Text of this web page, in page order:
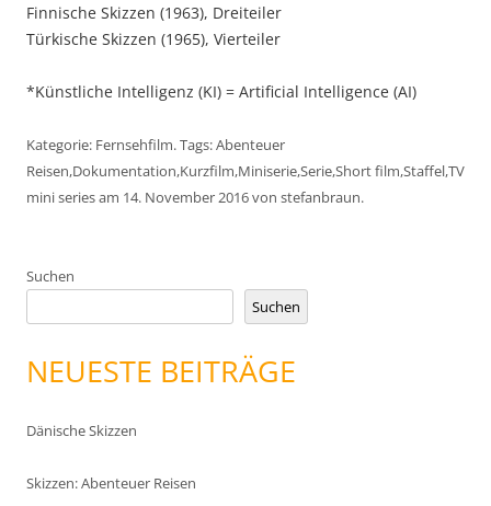
Finnische Skizzen (1963), Dreiteiler
Türkische Skizzen (1965), Vierteiler
*Künstliche Intelligenz (KI) = Artificial Intelligence (AI)
Kategorie: Fernsehfilm. Tags:Abenteuer
Reisen,Dokumentation,Kurzfilm,Miniserie,Serie,Short film,Staffel,TV
mini seriesam 14. November 2016von stefanbraun.
Suchen
Suchen
NEUESTE BEITRÄGE
Dänische Skizzen
Skizzen: Abenteuer Reisen